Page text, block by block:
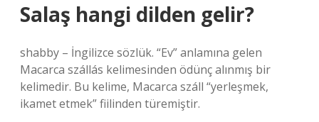
Salaş hangi dilden gelir?
shabby – İngilizce sözlük. “Ev” anlamına gelen
Macarca szállás kelimesinden ödünç alınmış bir
kelimedir. Bu kelime, Macarca száll “yerleşmek,
ikamet etmek” fiilinden türemiştir.